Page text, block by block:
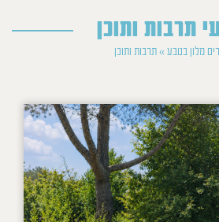
תרבות ותוכן
מלון בטבע » תרבות ותוכן